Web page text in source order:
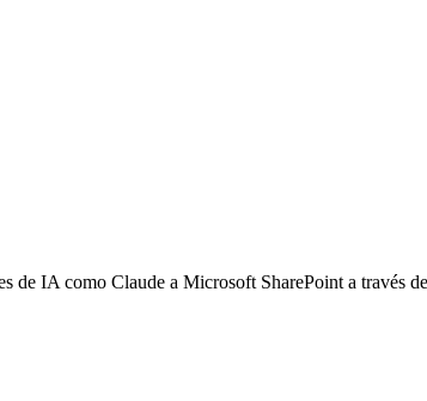
de IA como Claude a Microsoft SharePoint a través